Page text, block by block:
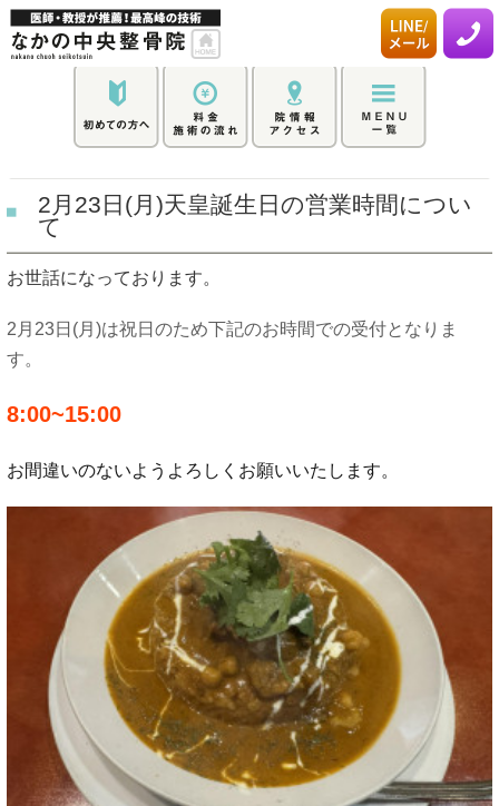
2月23日(月)天皇誕生日の営業時間につい
て
お世話になっております。
2月23日(月)は祝日のため下記のお時間での受付となりま
す。
8:00~15:00
お間違いのないようよろしくお願いいたします。